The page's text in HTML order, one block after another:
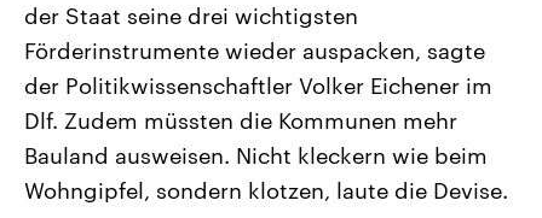
Landtagswahl Sachsen-Anhalt
2026
Alle Informationen
Sachsen-Anhalt wählt am 6.
September 2026 einen neuen
Landtag. Seit 2021 wird das
Bundesland von einer Koalition aus
Umfragen, Prognosen,
Aktuelle Beiträge,
Hintergründe
Wirtschaftlich und
gehören die Vereinigten
den mächtigsten Ländern
mit großem Einfluss auf
der Staat seine drei wichtigsten
Förderinstrumente wieder auspacken, sagte
der Politikwissenschaftler Volker Eichener im
Dlf. Zudem müssten die Kommunen mehr
Bauland ausweisen. Nicht kleckern wie beim
Wohngipfel, sondern klotzen, laute die Devise.